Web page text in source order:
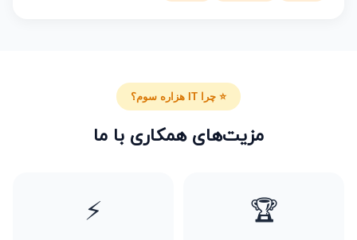
⭐ چرا IT هزاره سوم؟
مزیت‌های همکاری با ما
🏆
⚡